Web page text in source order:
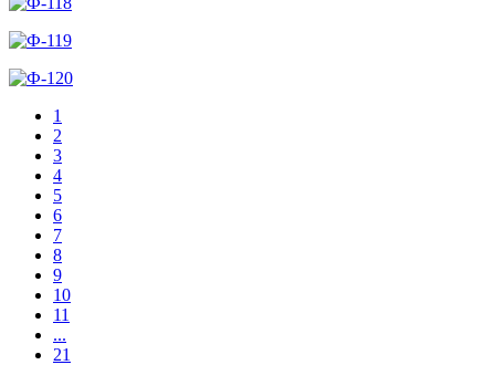
1
2
3
4
5
6
7
8
9
10
11
...
21